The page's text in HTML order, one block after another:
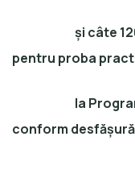
și câte 120
pentru proba
la Programul
conform